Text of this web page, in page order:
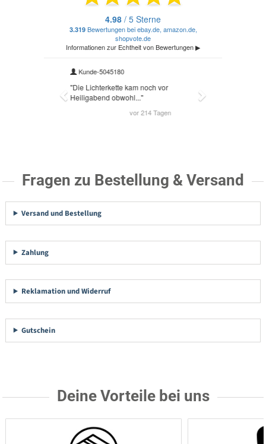
Fragen zu Bestellung & Versand
Versand und Bestellung
Zahlung
Reklamation und Widerruf
Gutschein
Deine Vorteile bei uns